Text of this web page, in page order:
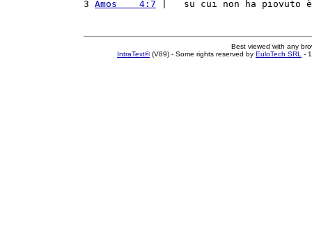
3 Amos    4:7 |   su cui non ha piovuto
Best viewed with any
IntraText®(V89) - Some rights reserved by EuloTech SRL -